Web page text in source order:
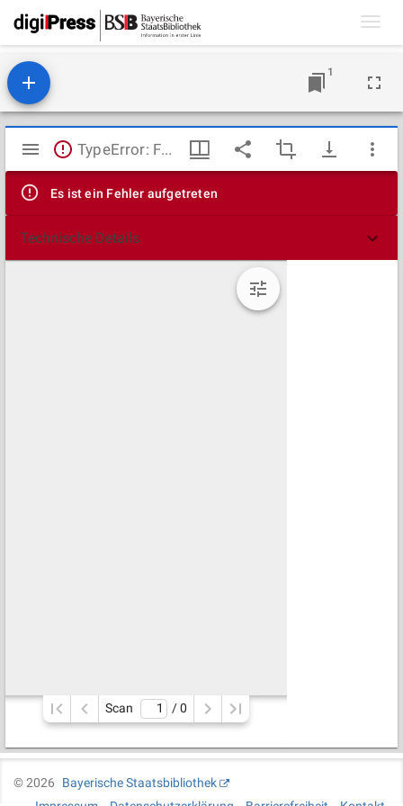
1
Mirador
Viewer
TypeError: Failed to fetch
Es ist ein Fehler aufgetreten
Technische Details
Scan / 0
©2026
Bayerische Staatsbibliothek